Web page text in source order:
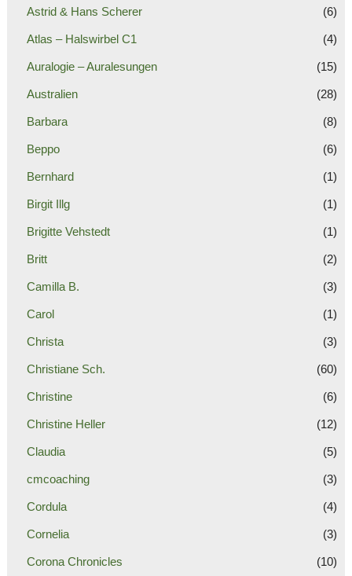
Astrid & Hans Scherer (6)
Atlas – Halswirbel C1 (4)
Auralogie – Auralesungen (15)
Australien (28)
Barbara (8)
Beppo (6)
Bernhard (1)
Birgit Illg (1)
Brigitte Vehstedt (1)
Britt (2)
Camilla B. (3)
Carol (1)
Christa (3)
Christiane Sch. (60)
Christine (6)
Christine Heller (12)
Claudia (5)
cmcoaching (3)
Cordula (4)
Cornelia (3)
Corona Chronicles (10)